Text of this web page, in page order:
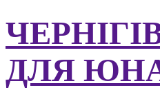
ДЛЯ